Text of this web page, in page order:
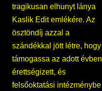
tragikusan elhunyt lánya
Kaslik Edit emlékére. Az
ösztöndíj azzal a
szándékkal jött létre, hogy
támogassa az adott évben
érettségizett, és
felsőoktatási intézménybe